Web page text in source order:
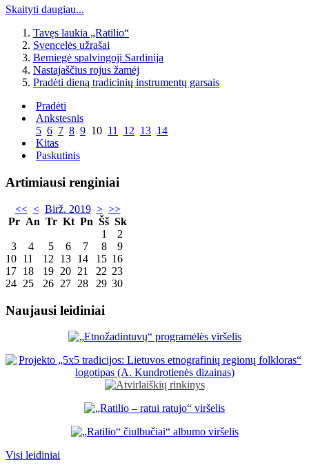
Skaityti daugiau...
Tavęs laukia „Ratilio“
Svencelės užrašai
Bemiegė spalvingoji Sardinija
Nastajaščius rojus žamėj
Pradėti dieną tradicinių instrumentų garsais
Pradėti
Ankstesnis
5 6 7 8 9 10 11 12 13 14
Kitas
Paskutinis
Artimiausi renginiai
<< < Birž. 2019 > >>
Pr An Tr Kt Pn Šš Sk
1
2
3
4 5 6 7 8
9
10 11 12 13 14 15 16
17 18 19 20 21 22 23
24 25 26 27 28 29 30
Naujausi leidiniai
Visi leidiniai